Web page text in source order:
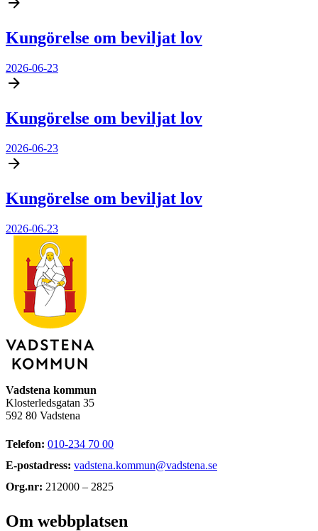
Kungörelse om beviljat lov
2026-06-23
Kungörelse om beviljat lov
2026-06-23
Kungörelse om beviljat lov
2026-06-23
Vadstena kommun
Klosterledsgatan 35
592 80 Vadstena
Telefon: 010-234 70 00
E-postadress: vadstena.kommun@vadstena.se
Org.nr: 212000 – 2825
Om webbplatsen